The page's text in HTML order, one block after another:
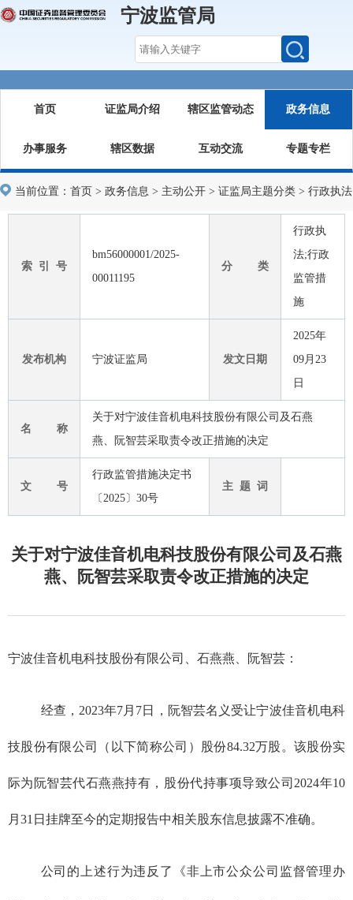
宁波监管局
首页 证监局介绍 辖区监管动态 政务信息
办事服务 辖区数据 互动交流 专题专栏
当前位置： 首页 > 政务信息 > 主动公开 > 证监局主题分类 > 行政执法
索 引 号
bm56000001/2025-
00011195
分 类
行政执
法;行政
监管措
施
发布机构 宁波证监局 发文日期
2025年
09月23
日
名 称
关于对宁波佳音机电科技股份有限公司及石燕
燕、阮智芸采取责令改正措施的决定
文 号
行政监管措施决定书
〔2025〕30号
主 题 词
关于对宁波佳音机电科技股份有限公司及石燕
燕、阮智芸采取责令改正措施的决定
宁波佳音机电科技股份有限公司、石燕燕、阮智芸：
经查， 2023年7月 7日，阮智芸名义受让宁波佳音机电科
技股份有限公司（以下简称公司）股份84.32万股。该股份实
际为阮智芸代石燕燕持有，股份代持事项导致公司2024年10
月 31 日挂牌至今的定期报告中相关股东信息披露不准确。
公司的上述行为违反了《非上市公众公司监督管理办